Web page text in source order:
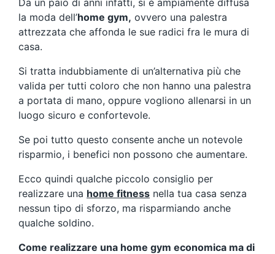
Da un paio di anni infatti, si è ampiamente diffusa
la moda dell’home gym, ovvero una palestra
attrezzata che affonda le sue radici fra le mura di
casa.
Si tratta indubbiamente di un’alternativa più che
valida per tutti coloro che non hanno una palestra
a portata di mano, oppure vogliono allenarsi in un
luogo sicuro e confortevole.
Se poi tutto questo consente anche un notevole
risparmio, i benefici non possono che aumentare.
Ecco quindi qualche piccolo consiglio per
realizzare una home fitness nella tua casa senza
nessun tipo di sforzo, ma risparmiando anche
qualche soldino.
Come realizzare una home gym economica ma di